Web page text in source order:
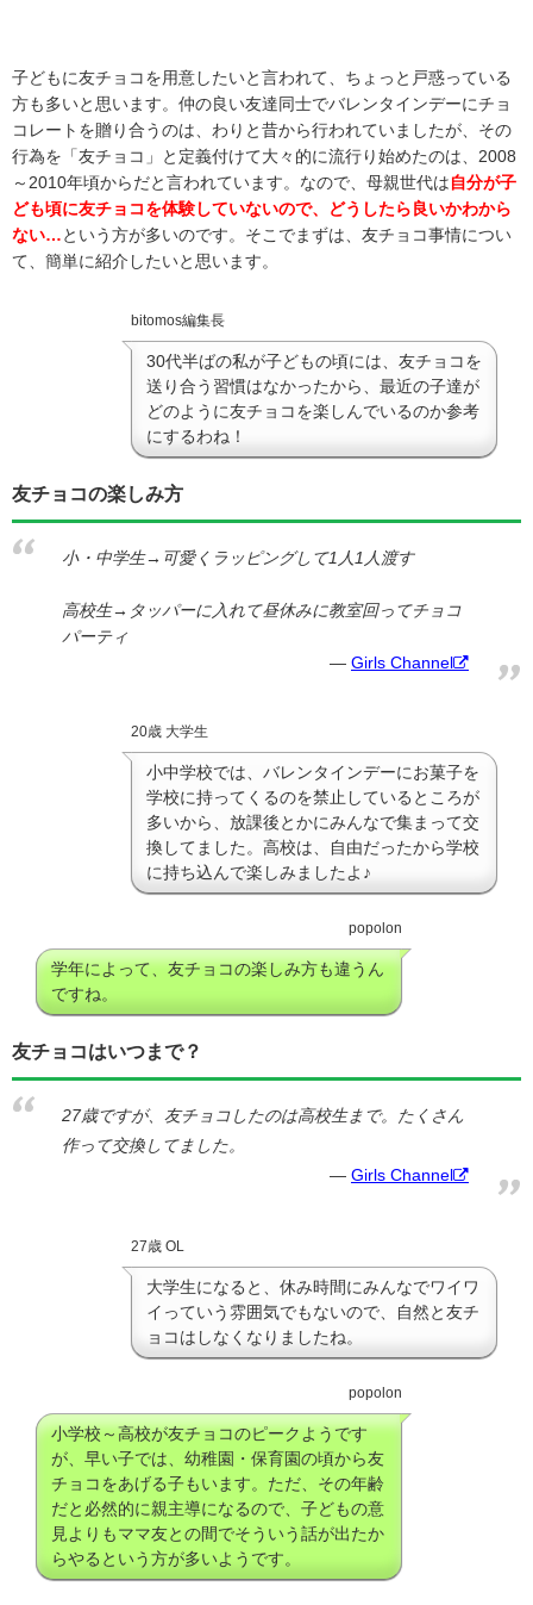
子どもに友チョコを用意したいと言われて、ちょっと戸惑っている
方も多いと思います。仲の良い友達同士でバレンタインデーにチョ
コレートを贈り合うのは、わりと昔から行われていましたが、その
行為を「友チョコ」と定義付けて大々的に流行り始めたのは、2008
～2010年頃からだと言われています。なので、母親世代は自分が子
ども頃に友チョコを体験していないので、どうしたら良いかわから
ない…という方が多いのです。そこでまずは、友チョコ事情につい
て、簡単に紹介したいと思います。
bitomos編集長
30代半ばの私が子どもの頃には、友チョコを
送り合う習慣はなかったから、最近の子達が
どのように友チョコを楽しんでいるのか参考
にするわね！
友チョコの楽しみ方
小・中学生→可愛くラッピングして1人1人渡す
高校生→タッパーに入れて昼休みに教室回ってチョコ
パーティ
Girls Channel
20歳 大学生
小中学校では、バレンタインデーにお菓子を
学校に持ってくるのを禁止しているところが
多いから、放課後とかにみんなで集まって交
換してました。高校は、自由だったから学校
に持ち込んで楽しみましたよ♪
popolon
学年によって、友チョコの楽しみ方も違うん
ですね。
友チョコはいつまで？
27歳ですが、友チョコしたのは高校生まで。たくさん
作って交換してました。
Girls Channel
27歳 OL
大学生になると、休み時間にみんなでワイワ
イっていう雰囲気でもないので、自然と友チ
ョコはしなくなりましたね。
popolon
小学校～高校が友チョコのピークようです
が、早い子では、幼稚園・保育園の頃から友
チョコをあげる子もいます。ただ、その年齢
だと必然的に親主導になるので、子どもの意
見よりもママ友との間でそういう話が出たか
らやるという方が多いようです。